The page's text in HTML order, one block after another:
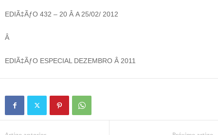
EDIÃ‡ÃƒO 432 – 20 Â A 25/02/ 2012
Â
EDIÃ‡ÃƒO ESPECIAL DEZEMBRO Â 2011